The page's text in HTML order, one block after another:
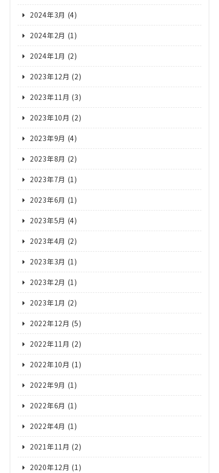
2024年3月 (4)
2024年2月 (1)
2024年1月 (2)
2023年12月 (2)
2023年11月 (3)
2023年10月 (2)
2023年9月 (4)
2023年8月 (2)
2023年7月 (1)
2023年6月 (1)
2023年5月 (4)
2023年4月 (2)
2023年3月 (1)
2023年2月 (1)
2023年1月 (2)
2022年12月 (5)
2022年11月 (2)
2022年10月 (1)
2022年9月 (1)
2022年6月 (1)
2022年4月 (1)
2021年11月 (2)
2020年12月 (1)